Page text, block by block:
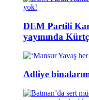
DEM Partili
yayınında
Adliye